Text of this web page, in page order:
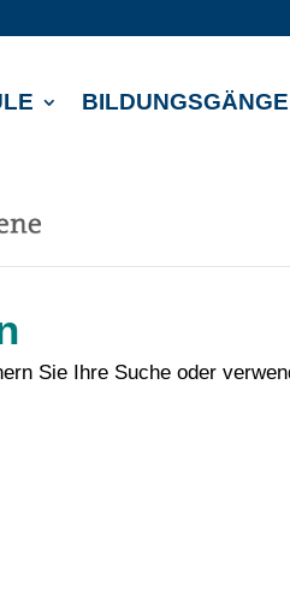
BILDUNGSGÄNGE
Sie Ihre Suche oder